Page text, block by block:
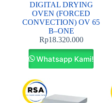
DIGITAL DRYING
OVEN (FORCED
CONVECTION) OV 65
B–ONE
Rp18.320.000
Whatsapp Kami!